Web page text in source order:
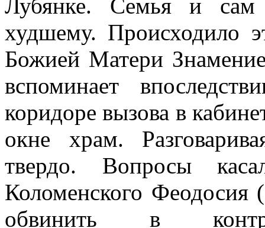
Лубянке. Семья и сам
худшему. Происходило
Божией Матери
вспоминает
коридоре вызова в
окне храм.
твердо. Вопросы
Коломенского Феодосия
обвинить в